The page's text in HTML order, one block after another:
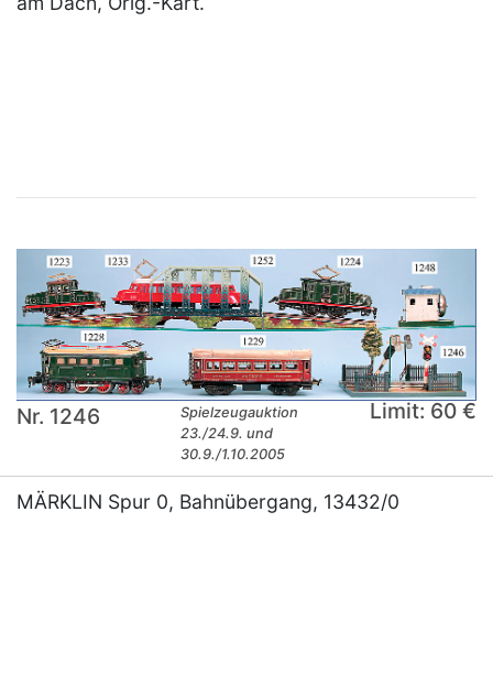
Nr. 1246
Spielzeugauktion
23./24.9. und
30.9./1.10.2005
Limit: 60 €
MÄRKLIN Spur 0, Bahnübergang, 13432/0